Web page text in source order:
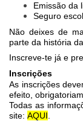
Emissão da
Seguro
Não deixes de
parte da história
Inscreve-te já e
Inscrições
As inscrições
efeito,
Todas as
site: AQUI